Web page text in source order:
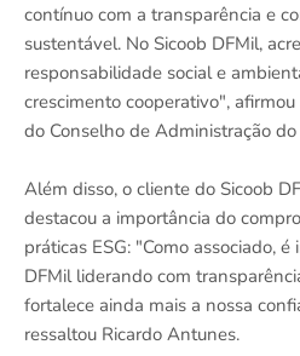
contínuo com a transparência e
sustentável. No Sicoob DFMil,
responsabilidade social e
crescimento cooperativo",
do Conselho de Administração do
Além disso, o cliente do Sicoob
destacou a importância do
práticas ESG: "Como associado,
DFMil liderando com
fortalece ainda mais a nossa
ressaltou Ricardo Antunes.